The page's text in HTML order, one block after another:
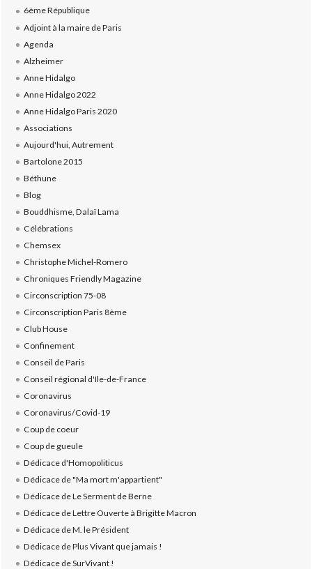
6ème République
Adjoint à la maire de Paris
Agenda
Alzheimer
Anne Hidalgo
Anne Hidalgo 2022
Anne Hidalgo Paris 2020
Associations
Aujourd'hui, Autrement
Bartolone 2015
Béthune
Blog
Bouddhisme, Dalaï Lama
Célébrations
Chemsex
Christophe Michel-Romero
Chroniques Friendly Magazine
Circonscription 75-08
Circonscription Paris 8ème
Club House
Confinement
Conseil de Paris
Conseil régional d'Ile-de-France
Coronavirus
Coronavirus/Covid-19
Coup de coeur
Coup de gueule
Dédicace d'Homopoliticus
Dédicace de "Ma mort m'appartient"
Dédicace de Le Serment de Berne
Dédicace de Lettre Ouverte à Brigitte Macron
Dédicace de M. le Président
Dédicace de Plus Vivant que jamais !
Dédicace de SurVivant !